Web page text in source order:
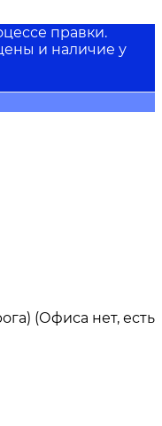
правки.
и наличие у
(Офиса нет, есть